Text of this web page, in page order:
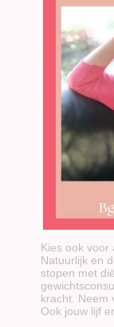
Kies ook voor
Natuurlijk en
stopen met
kracht. Neem
Ook jouw lijf